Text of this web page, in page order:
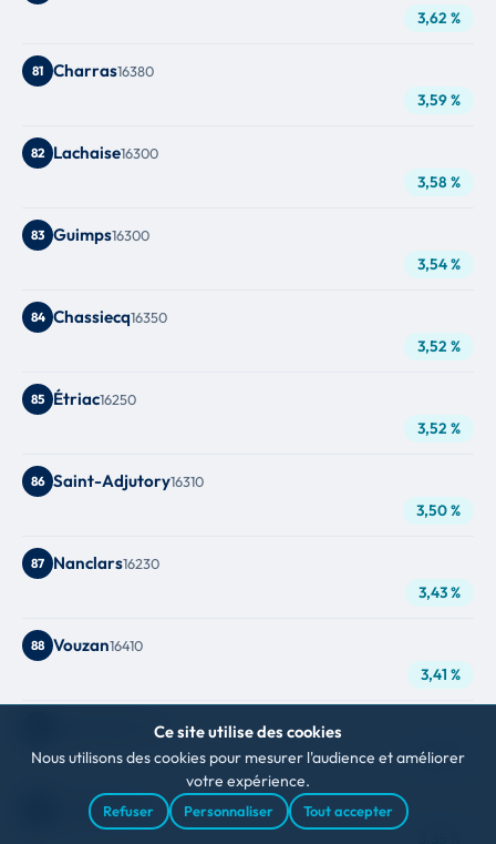
3,62 %
81 Charras16380
3,59 %
82 Lachaise16300
3,58 %
83 Guimps16300
3,54 %
84 Chassiecq16350
3,52 %
85 Étriac16250
3,52 %
86 Saint-Adjutory16310
3,50 %
87 Nanclars16230
3,43 %
88 Vouzan16410
3,41 %
16210
3,37 %
Lonnes16230
Ce site utilise des cookies
Nous utilisons des cookies pour mesurer l'audience et améliorer
votre expérience.
Refuser Personnaliser Tout accepter